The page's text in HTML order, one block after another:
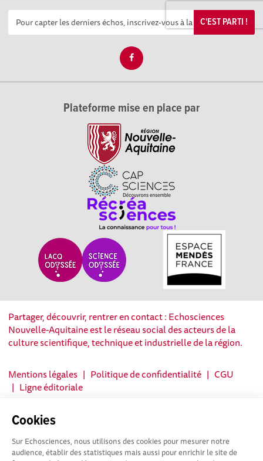
Cookies
Sur Echosciences, nous utilisons des cookies pour mesurer notre
audience, établir des statistiques mais aussi pour enrichir le site de
C'EST PARTI !
Plateforme mise en place par
Partager, découvrir, rentrer en contact : Echosciences
Nouvelle-Aquitaine est le réseau social des acteurs de la
culture scientifique, technique et industrielle de la région.
Mentions légales | Politique de confidentialité | CGU
| Ligne éditoriale